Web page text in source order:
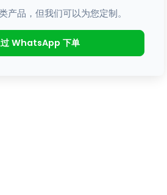
产品，但我们可以为您定制。
WhatsApp 下单